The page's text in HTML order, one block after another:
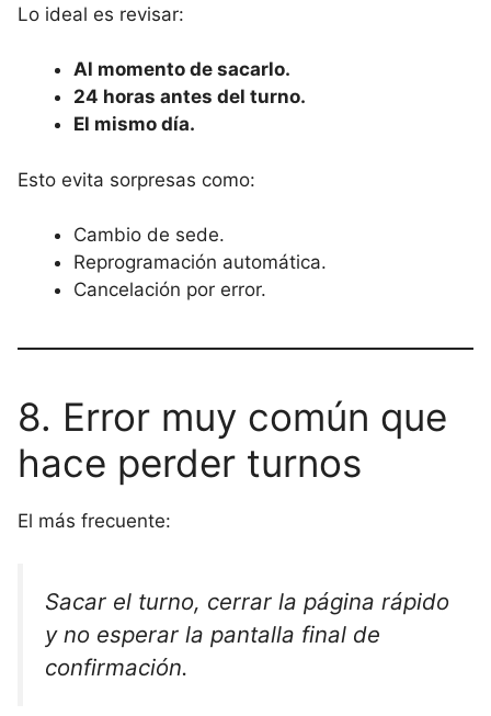
Lo ideal es revisar:
Al momento de sacarlo.
24 horas antes del turno.
El mismo día.
Esto evita sorpresas como:
Cambio de sede.
Reprogramación automática.
Cancelación por error.
8. Error muy común que
hace perder turnos
El más frecuente:
Sacar el turno, cerrar la página rápido
y no esperar la pantalla final de
confirmación.